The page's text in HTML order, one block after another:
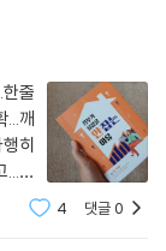
줄
...깨
히
...그
가는
한
4 댓글0